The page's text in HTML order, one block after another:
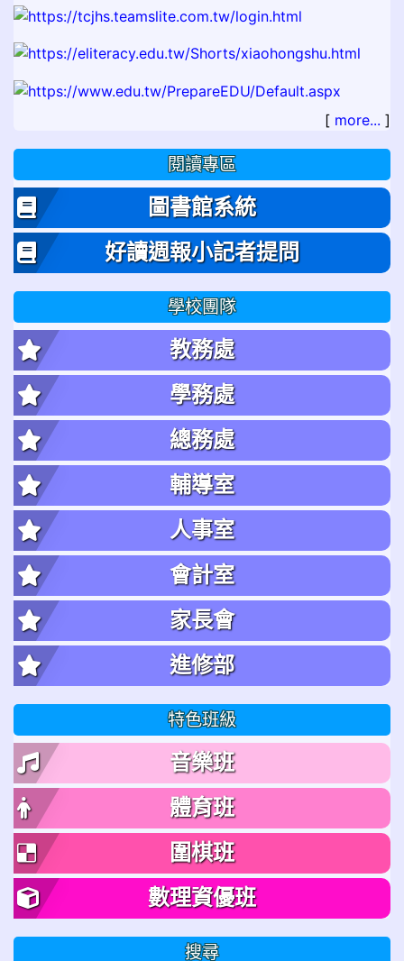
[ more... ]
閱讀專區
圖書館系統
好讀週報小記者提問
學校團隊
教務處
學務處
總務處
輔導室
人事室
會計室
家長會
進修部
特色班級
音樂班
體育班
圍棋班
數理資優班
搜尋